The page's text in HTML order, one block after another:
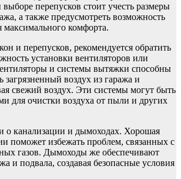
перепусков стоит учесть размеры
а также предусмотреть возможность
максимального комфорта.
и перепусков, рекомендуется обратить
установки вентиляторов или
и системы вытяжки способны
загрязненный воздух из гаража и
свежий воздух. Эти системы могут быть
для очистки воздуха от пыли и других
о канализации и дымоходах. Хорошая
поможет избежать проблем, связанных с
газов. Дымоходы же обеспечивают
и подвала, создавая безопасные условия